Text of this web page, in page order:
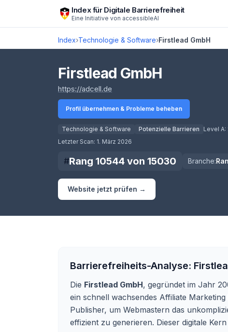
Zum Hauptinhalt springenIndex für Digitale Barrierefreiheit
Eine Initiative von accessibleAI
Index›Technologie & Software›Firstlead GmbH
Score lädt
Firstlead GmbH
https://adcell.de
Profil übernehmen & Probleme beheben
Technologie & Software Potenzielle Barrieren Level A:
Letzter Scan: 1. März 2026
#Rang 10544 von 15030 Branche:
Website jetzt prüfen →
Barrierefreiheits-Analyse:
Die Firstlead GmbH, gegründet im Jahr
ein schnell wachsendes Affiliate
Publisher, um Webmastern das
effizient zu generieren. Dieser digitale